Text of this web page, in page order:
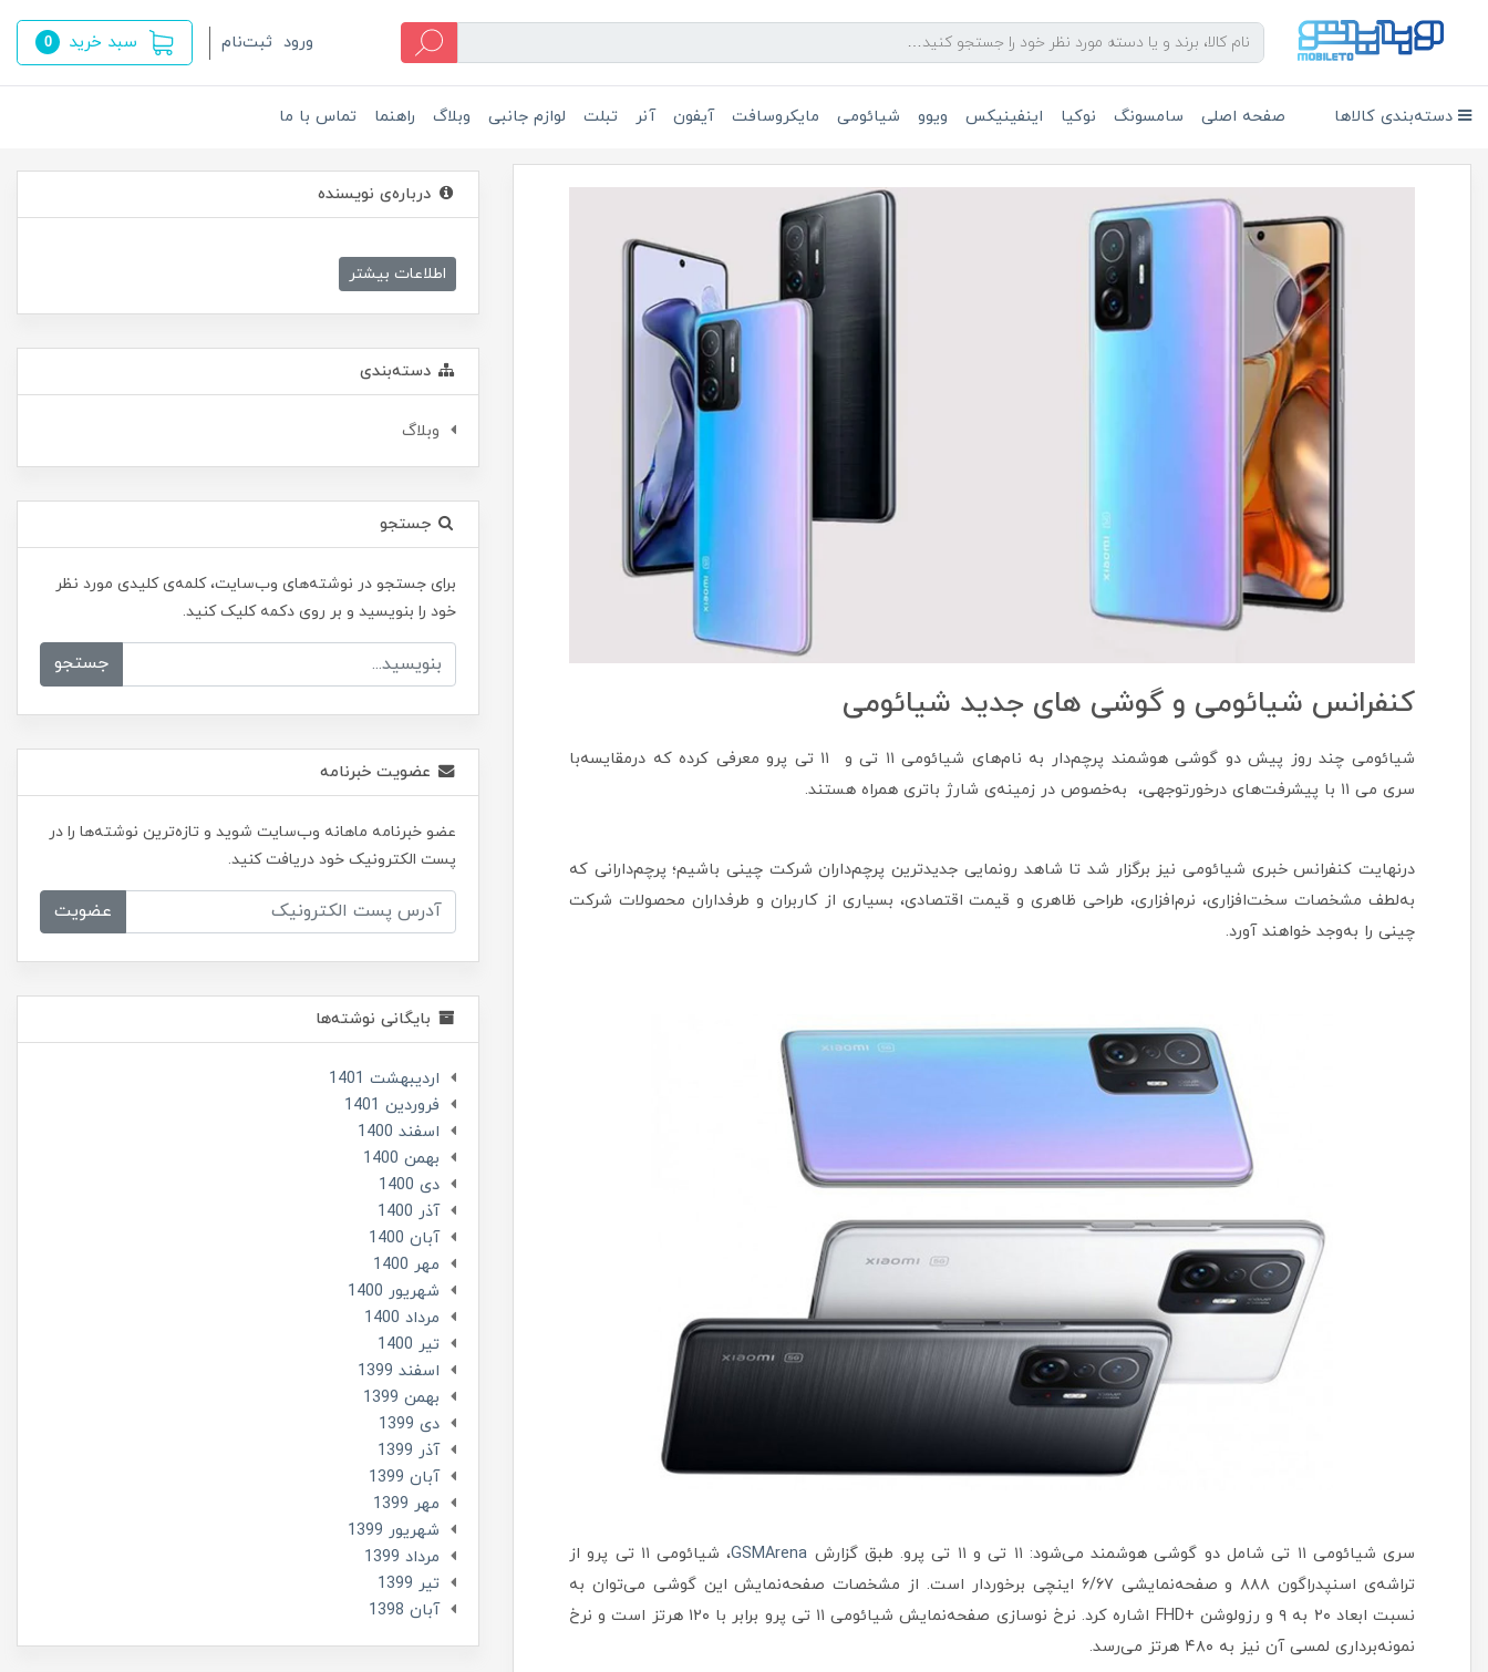
ورود ثبت‌نام سبد خرید 0
دسته‌بندی کالاها صفحه اصلی سامسونگ نوکیا اینفینیکس ویوو شیائومی مایکروسافت آیفون آنر تبلت لوازم جانبی وبلاگ راهنما تماس با ما
کنفرانس شیائومی و گوشی های جدید شیائومی
شیائومی چند روز پیش دو گوشی هوشمند پرچم‌دار به نام‌های شیائومی ۱۱ تی و ۱۱ تی پرو معرفی کرده که درمقایسه‌با
سری می ۱۱ با پیشرفت‌های درخورتوجهی، به‌خصوص در زمینه‌ی شارژ باتری همراه هستند.
درنهایت کنفرانس خبری شیائومی نیز برگزار شد تا شاهد رونمایی جدیدترین پرچم‌داران شرکت چینی باشیم؛ پرچم‌دارانی که
به‌لطف مشخصات سخت‌افزاری، نرم‌افزاری، طراحی ظاهری و قیمت اقتصادی، بسیاری از کاربران و طرفداران محصولات شرکت
چینی را به‌وجد خواهند آورد.
سری شیائومی ۱۱ تی شامل دو گوشی هوشمند می‌شود: ۱۱ تی و ۱۱ تی پرو. طبق گزارش GSMArena
، شیائومی ۱۱ تی پرو از
تراشه‌ی اسنپدراگون ۸۸۸ و صفحه‌نمایشی ۶/۶۷ اینچی برخوردار است. از مشخصات صفحه‌نمایش این گوشی می‌توان به
نسبت ابعاد ۲۰ به ۹ و رزولوشن +FHD اشاره کرد. نرخ نوسازی صفحه‌نمایش شیائومی ۱۱ تی پرو برابر با ۱۲۰ هرتز است و نرخ
نمونه‌برداری لمسی آن نیز به ۴۸۰ هرتز می‌رسد.
درباره‌ی نویسنده
اطلاعات بیشتر
دسته‌بندی
وبلاگ
جستجو
برای جستجو در نوشته‌های وب‌سایت، کلمه‌ی کلیدی مورد نظر
خود را بنویسید و بر روی دکمه کلیک کنید.
جستجو
عضویت خبرنامه
عضو خبرنامه ماهانه وب‌سایت شوید و تازه‌ترین نوشته‌ها را در
پست الکترونیک خود دریافت کنید.
عضویت
بایگانی نوشته‌ها
ارديبهشت 1401
فروردین 1401
اسفند 1400
بهمن 1400
دی 1400
آذر 1400
آبان 1400
مهر 1400
شهریور 1400
مرداد 1400
تير 1400
اسفند 1399
بهمن 1399
دی 1399
آذر 1399
آبان 1399
مهر 1399
شهریور 1399
مرداد 1399
تير 1399
آبان 1398